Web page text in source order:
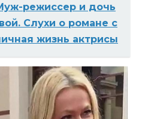
режиссер и дочь
Слухи о романе с
жизнь актрисы